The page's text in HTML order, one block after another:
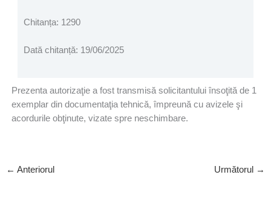
Chitanța: 1290
Dată chitanță: 19/06/2025
Prezenta autorizaţie a fost transmisă solicitantului însoţită de 1
exemplar din documentaţia tehnică, împreună cu avizele şi
acordurile obţinute, vizate spre neschimbare.
← Anteriorul Următorul →